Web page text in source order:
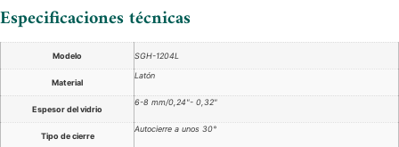
Especificaciones técnicas
Modelo SGH-1204L
Material
Latón
Espesor del vidrio
6-8 mm/0,24"- 0,32"
Tipo de cierre
Autocierre a unos 30°